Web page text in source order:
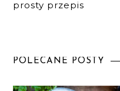
prosty przepis
POLECANE POSTY